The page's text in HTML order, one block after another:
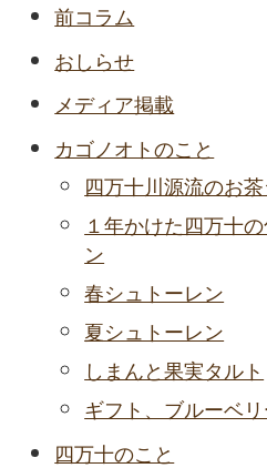
前コラム
おしらせ
メディア掲載
カゴノオトのこと
四万十川源流のお
１年かけた四万十
ン
春シュトーレン
夏シュトーレン
しまんと果実タルト
ギフト、ブルーベ
四万十のこと